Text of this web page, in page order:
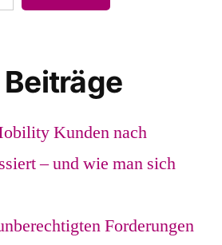
allem
sagt.
Kunden nach
– und wie man sich
Forderungen